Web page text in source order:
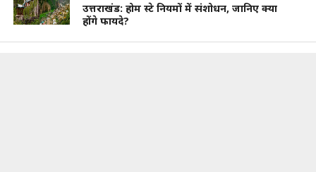
उत्तराखंड: होम स्टे नियमों में संशोधन, जानिए क्या
होंगे फायदे?